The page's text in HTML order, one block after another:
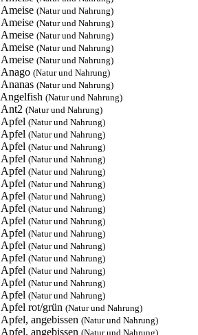
Ameise (Natur und Nahrung)
Ameise (Natur und Nahrung)
Ameise (Natur und Nahrung)
Ameise (Natur und Nahrung)
Ameise (Natur und Nahrung)
Anago (Natur und Nahrung)
Ananas (Natur und Nahrung)
Angelfish (Natur und Nahrung)
Ant2 (Natur und Nahrung)
Apfel (Natur und Nahrung)
Apfel (Natur und Nahrung)
Apfel (Natur und Nahrung)
Apfel (Natur und Nahrung)
Apfel (Natur und Nahrung)
Apfel (Natur und Nahrung)
Apfel (Natur und Nahrung)
Apfel (Natur und Nahrung)
Apfel (Natur und Nahrung)
Apfel (Natur und Nahrung)
Apfel (Natur und Nahrung)
Apfel (Natur und Nahrung)
Apfel (Natur und Nahrung)
Apfel (Natur und Nahrung)
Apfel (Natur und Nahrung)
Apfel rot/grün (Natur und Nahrung)
Apfel, angebissen (Natur und Nahrung)
Apfel, angebissen (Natur und Nahrung)